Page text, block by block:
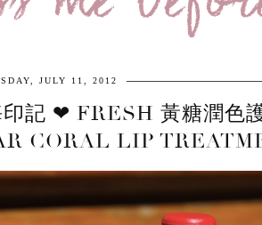
JULY 11, 2012
記 ❤ FRESH 黃糖潤色
CORAL LIP